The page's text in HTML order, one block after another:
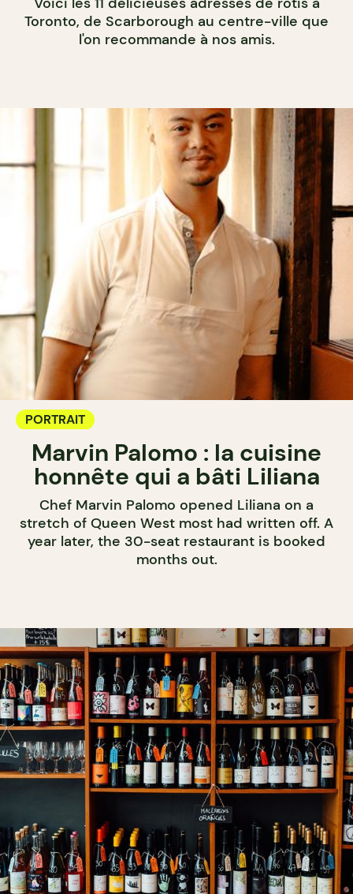
Toronto, de Scarborough au centre-ville que
l'on recommande à nos amis.
PORTRAIT
Marvin Palomo : la cuisine
honnête qui a bâti Liliana
Chef Marvin Palomo opened Liliana on a
stretch of Queen West most had written off. A
year later, the 30-seat restaurant is booked
months out.